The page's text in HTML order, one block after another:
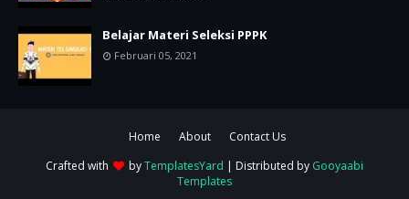
Belajar Materi Seleksi PPPK
Februari 05, 2021
Home About
Contact Us
Crafted with
byTemplatesYard | Distributed by Gooyaabi
Templates